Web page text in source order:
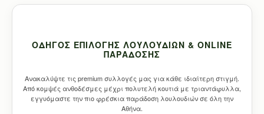
ΟΔΗΓΌΣ ΕΠΙΛΟΓΉΣ ΛΟΥΛΟΥΔΙΏΝ & ONLINE
ΠΑΡΆΔΟΣΗΣ
Ανακαλύψτε τις premium συλλογές μας για κάθε ιδιαίτερη στιγμή.
Από κομψές ανθοδέσμες μέχρι πολυτελή κουτιά με τριαντάφυλλα,
εγγυόμαστε την πιο φρέσκια παράδοση λουλουδιών σε όλη την
Αθήνα.